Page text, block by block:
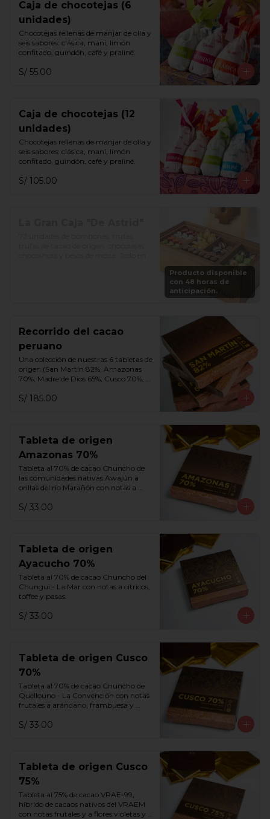
Caja de chocotejas (6
unidades)
Chocotejas rellenas de manjar de olla y
seis sabores: clásica, maní, limón
confitado, guindón, café y praliné.
S/ 55.00
Caja de chocotejas (12
unidades)
Chocotejas rellenas de manjar de olla y
seis sabores: clásica, maní, limón
confitado, guindón, café y praliné.
S/ 105.00
Producto disponible
con 48 horas de
anticipación.
Recorrido del cacao
peruano
Una colección de nuestras 6 tabletas de
origen (San Martín 82%, Amazonas
70%, Madre de Dios 65%, Cusco 70%,
S/ 185.00
Tableta de origen
Amazonas 70%
Tableta al 70% de cacao Chuncho de
las comunidades nativas Awajún a
orillas del río Marañón con notas a
blancas.
S/ 33.00
Tableta de origen
Ayacucho 70%
Tableta al 70% de cacao Chuncho del
Chungui - La Mar con notas a cítricos,
toffee y pasas.
S/ 33.00
Tableta de origen Cusco
70%
Tableta al 70% de cacao Chuncho de
Quellouno - La Convención con notas
frutales a arándano, frambuesa y
S/ 33.00
Tableta de origen Cusco
75%
Tableta al 75% de cacao VRAE-99,
híbrido de cacaos nativos del VRAEM
con notas frutales y a flores violetas y